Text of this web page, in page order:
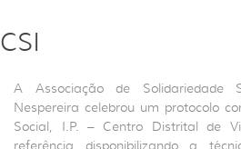
CSI
A Associação de Solidariedade
Nespereira celebrou um protocolo
Social, I.P. – Centro Distrital de
referência disponibilizando a